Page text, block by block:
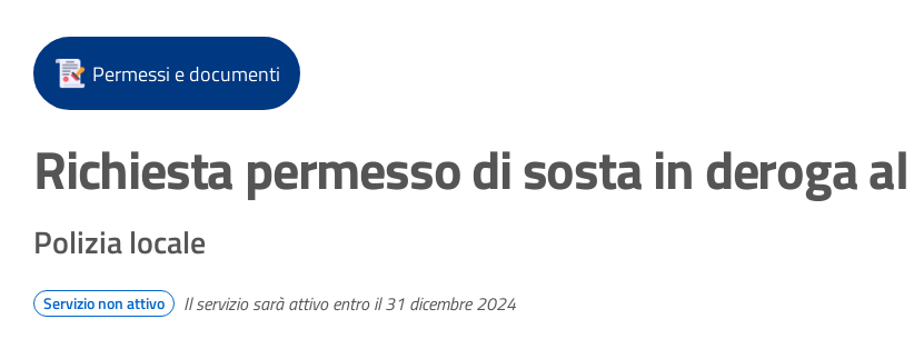
Permessi e documenti
Richiesta permesso di sosta in deroga
Polizia locale
Servizio non attivo Il servizio sarà attivo entro il 31 dicembre 2024